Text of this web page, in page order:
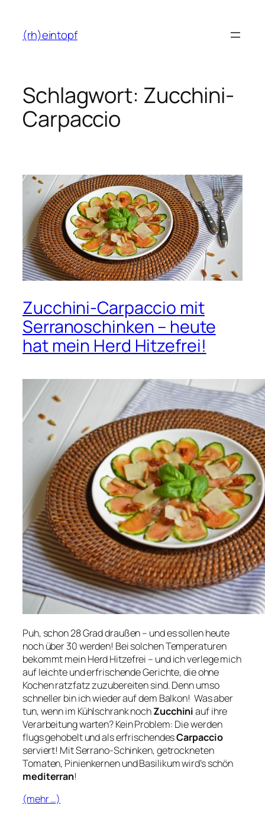
Inhalt
springen
(rh)eintopf
Schlagwort: Zucchini-
Carpaccio
Zucchini-Carpaccio mit
Serranoschinken – heute
hat mein Herd Hitzefrei!
Puh, schon 28 Grad draußen – und es sollen heute
noch über 30 werden! Bei solchen Temperaturen
bekommt mein Herd Hitzefrei – und ich verlege mich
auf leichte und erfrischende Gerichte, die ohne
Kochen ratzfatz zuzubereiten sind. Denn umso
schneller bin ich wieder auf dem Balkon! Was aber
tun, wenn im Kühlschrank nochZucchiniauf ihre
Verarbeitung warten? Kein Problem: Die werden
flugs gehobelt und als erfrischendesCarpaccio
serviert! Mit Serrano-Schinken, getrockneten
Tomaten, Pinienkernen und Basilikum wird’s schön
mediterran!
(mehr …)